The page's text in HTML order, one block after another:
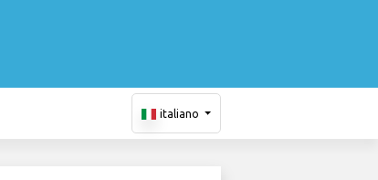
italiano